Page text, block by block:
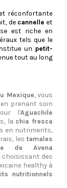
réconfortante
de cannelle et
est riche en
tels que le
un petit-
tout au long
Mexique, vous
prenant soin
l'Aguachile
la chia fresca
en nutriments,
les tamales
de Avena
choisissant des
healthy à
nutritionnels